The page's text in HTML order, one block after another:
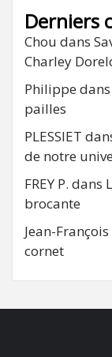
Derniers
Chou dans
Charley
Philippe dans
pailles
PLESSIET
de notre
FREY P. dans
brocante
Jean-François
cornet